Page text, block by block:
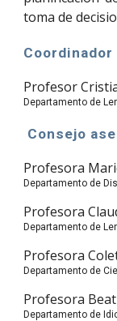
toma de
Coordinador
Profesor
Departamento de
Consejo
Profesora
Departamento de
Profesora
Departamento de
Profesora
Departamento de
Profesora
Departamento de